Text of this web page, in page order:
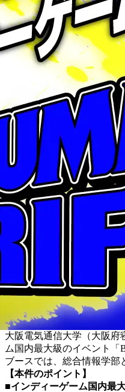
大阪電気通信大学（大阪府
ム国内最大級のイベント「
ブースでは、総合情報学部
【本件のポイント】
■インディーゲーム国内最